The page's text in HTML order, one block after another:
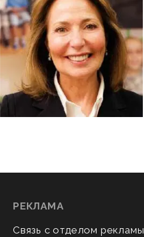
РЕКЛАМА
Связь с отделом рекламы